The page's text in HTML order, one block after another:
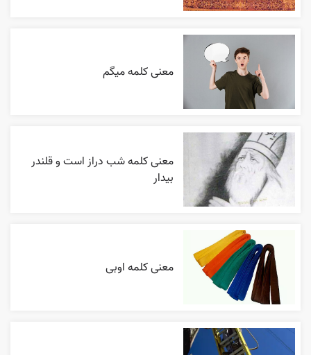
معنی کلمه میگم
معنی کلمه شب دراز است و قلندر
بیدار
معنی کلمه اوبی